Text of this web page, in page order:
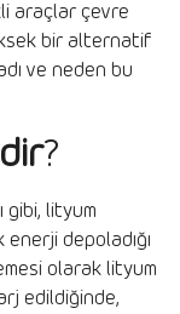
araçlar çevre
bir alternatif
ve neden bu
?
gibi, lityum
depoladığı
olarak lityum
edildiğinde,